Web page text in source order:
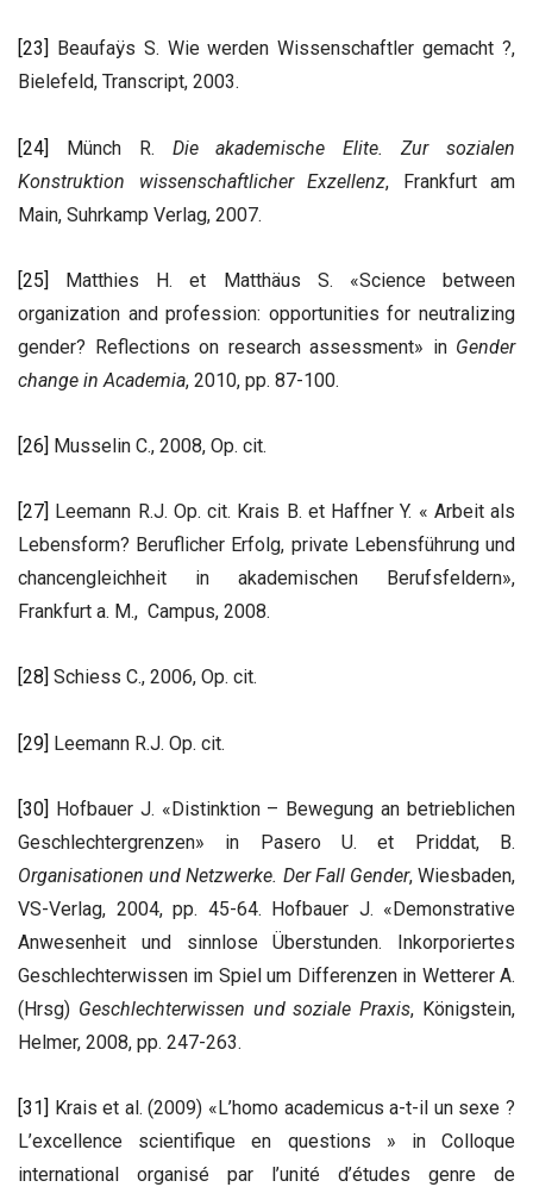
[23]
Beaufaÿs S. Wie werden Wissenschaftler gemacht ?,
Bielefeld, Transcript, 2003.
[24] Münch R. Die akademische Elite. Zur sozialen
Konstruktion wissenschaftlicher Exzellenz, Frankfurt am
Main, Suhrkamp Verlag, 2007.
[25]
Matthies H. et Matthäus S. «Science between
organization and profession: opportunities for neutralizing
gender? Reflections on research assessment» in Gender
change in Academia, 2010, pp. 87-100.
[26] Musselin C., 2008, Op. cit.
[27]
Leemann R.J. Op. cit. Krais B. et Haffner Y. « Arbeit als
Lebensform? Beruflicher Erfolg, private Lebensführung und
chancengleichheit in akademischen Berufsfeldern»,
Frankfurt a. M., Campus, 2008.
[28] Schiess C., 2006, Op. cit.
[29] Leemann R.J. Op. cit.
[30] Hofbauer J. «Distinktion – Bewegung an betrieblichen
Geschlechtergrenzen» in Pasero U. et Priddat, B.
Organisationen und Netzwerke. Der Fall Gender, Wiesbaden,
VS-Verlag, 2004, pp. 45-64. Hofbauer J. «Demonstrative
Anwesenheit und sinnlose Überstunden. Inkorporiertes
Geschlechterwissen im Spiel um Differenzen in Wetterer A.
(Hrsg) Geschlechterwissen und soziale Praxis, Königstein,
Helmer, 2008, pp. 247-263.
[31] Krais et al. (2009) «L’homo academicus a-t-il un sexe ?
L’excellence scientifique en questions » in Colloque
international organisé par l’unité d’études genre de